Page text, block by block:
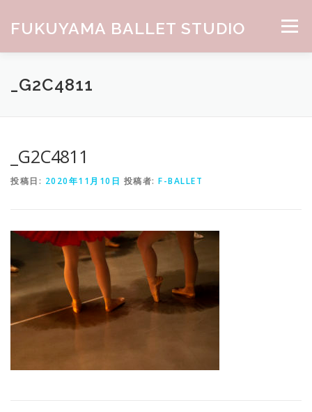
FUKUYAMA BALLET STUDIO メニュー
HOME ABOUT
_G2C4811
_G2C4811
投稿日: 2020年11月10日 投稿者: F-BALLET